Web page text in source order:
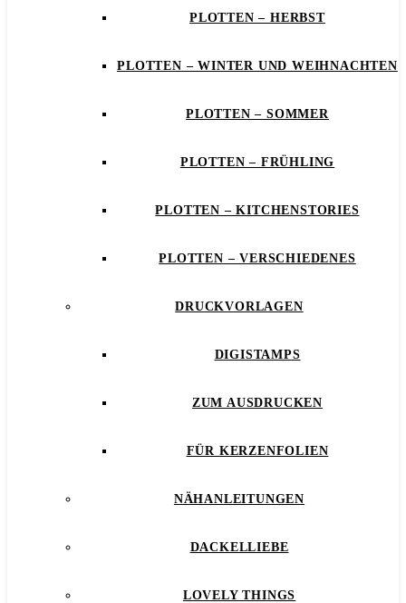
PLOTTEN – HERBST
PLOTTEN – WINTER UND WEIHNACHTEN
PLOTTEN – SOMMER
PLOTTEN – FRÜHLING
PLOTTEN – KITCHENSTORIES
PLOTTEN – VERSCHIEDENES
DRUCKVORLAGEN
DIGISTAMPS
ZUM AUSDRUCKEN
FÜR KERZENFOLIEN
NÄHANLEITUNGEN
DACKELLIEBE
LOVELY THINGS